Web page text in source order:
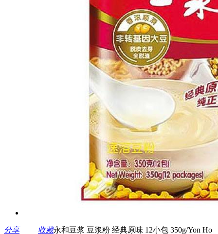
分享 收藏永和豆浆 豆浆粉 经典原味 12小包 350g/Yon Ho